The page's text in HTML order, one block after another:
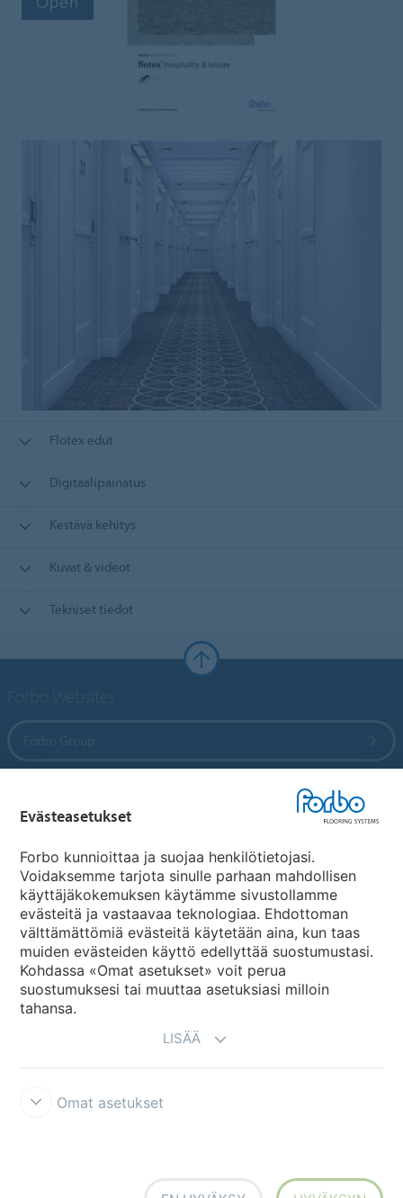
Flotex edut
Digitaalipainatus
Kestävä kehitys
Kuvat & videot
Tekniset tiedot
Maakohtaiset sivut
Valitse maa
Evästeasetukset
Forbo kunnioittaa ja suojaa henkilötietojasi.
Voidaksemme tarjota sinulle parhaan mahdollisen
käyttäjäkokemuksen käytämme sivustollamme
evästeitä ja vastaavaa teknologiaa. Ehdottoman
välttämättömiä evästeitä käytetään aina, kun taas
muiden evästeiden käyttö edellyttää suostumustasi.
Kohdassa «Omat asetukset» voit perua
suostumuksesi tai muuttaa asetuksiasi milloin
tahansa.
LISÄÄ
Omat asetukset